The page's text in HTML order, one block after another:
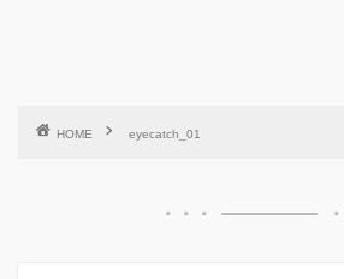
HOME eyecatch_01